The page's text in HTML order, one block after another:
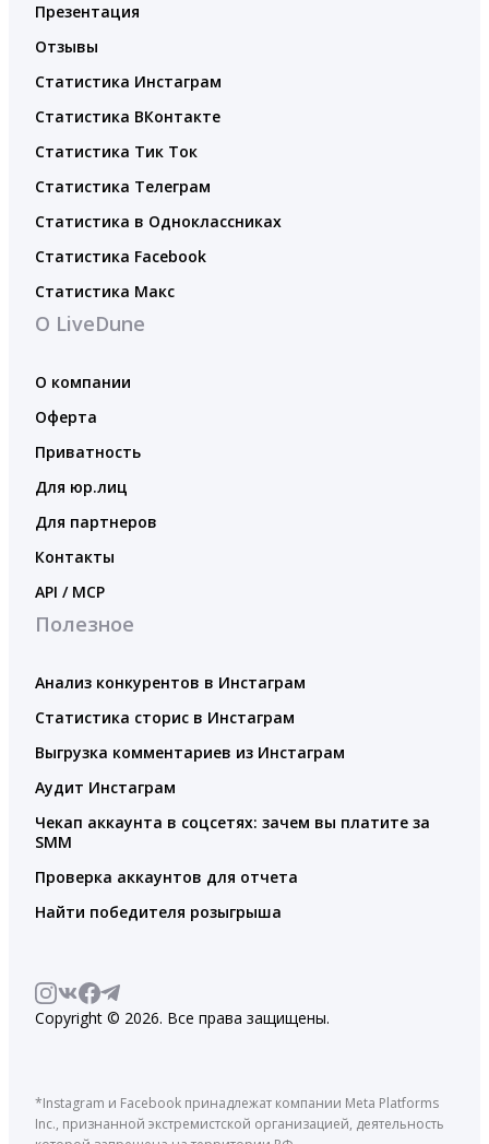
Презентация
Отзывы
Статистика Инстаграм
Статистика ВКонтакте
Статистика Тик Ток
Статистика Телеграм
Статистика в Одноклассниках
Статистика Facebook
Статистика Макс
О LiveDune
О компании
Оферта
Приватность
Для юр.лиц
Для партнеров
Контакты
API / MCP
Полезное
Анализ конкурентов в Инстаграм
Статистика сторис в Инстаграм
Выгрузка комментариев из Инстаграм
Аудит Инстаграм
Чекап аккаунта в соцсетях: зачем вы платите за
SMM
Проверка аккаунтов для отчета
Найти победителя розыгрыша
Copyright © 2026. Все права защищены.
*Instagram и Facebook принадлежат компании Meta Platforms
Inc., признанной экстремистской организацией, деятельность